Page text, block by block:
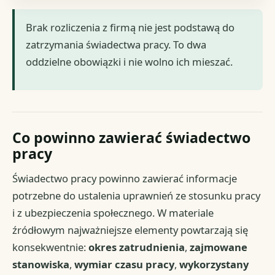
Brak rozliczenia z firmą nie jest podstawą do
zatrzymania świadectwa pracy. To dwa
oddzielne obowiązki i nie wolno ich mieszać.
Co powinno zawierać świadectwo
pracy
Świadectwo pracy powinno zawierać informacje
potrzebne do ustalenia uprawnień ze stosunku pracy
i z ubezpieczenia społecznego. W materiale
źródłowym najważniejsze elementy powtarzają się
konsekwentnie:okres zatrudnienia,zajmowane
stanowiska,wymiar czasu pracy,wykorzystany